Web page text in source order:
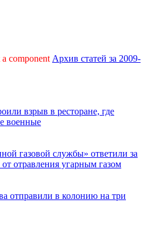
component Архив статей за 2009-
взрыв в ресторане, где
военные
газовой службы» ответили за
отравления угарным газом
отправили в колонию на три